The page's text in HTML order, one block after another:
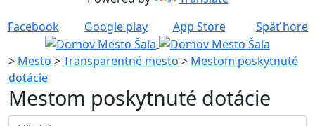
Facebook
Google play App Store Späť hore
> Mesto >Transparentné mesto > Mestom poskytnuté
dotácie
Mestom poskytnuté dotácie